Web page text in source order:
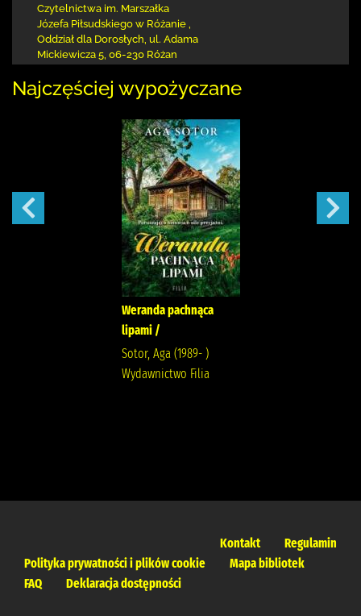
Czytelnictwa im. Marszałka
Józefa Piłsudskiego w Różanie
Oddział dla Dorosłych, ul. Adama
Mickiewicza 5 06-230 Różan
Najczęściej wypożyczane
Weranda pachnąca
lipami /
Sotor, Aga (1989- )
Wydawnictwo Filia
Kontakt
Regulamin
Polityka prywatności i plików cookie
Mapa bibliotek
FAQ
Deklaracja dostępności